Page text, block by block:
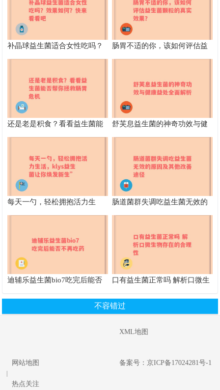
补晶球益生菌适合女性吃吗？
效果如何？快来看看吧
肠胃不适的你，该如何评估益
生菌颗粒的真实效果？
还是老是积食？看看益生菌能
否帮你拯救肠胃危机
舒芙息益生菌的神奇功效与健
康益处全面解析
每天一勺，轻松拥抱活力生
活，klys益生菌让你焕发新生”
肠道菌群失调吃益生菌无效的
原因及其他改善途径
迪辅乐益生菌bio7吃完后能否
口有益生菌正常吗 解析口微生
不容错过
XML地图
网站地图
热点关注
备案号：京ICP备17024281号-1